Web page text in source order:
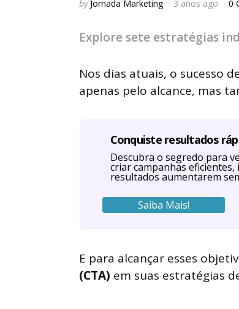
Posted
by Jornada Marketing 3 anos ago 0
Explore sete estratégias
Nos dias atuais, o sucesso
apenas pelo alcance, mas
Conquiste resultados
Descubra o segredo para
criar campanhas
resultados aumentarem
Saiba Mais!
E para alcançar esses
(CTA) em suas estratégias